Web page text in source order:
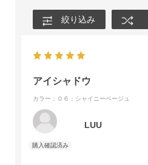
絞り込み
アイシャドウ
カラー：０６：シャイニーベージュ
LUU